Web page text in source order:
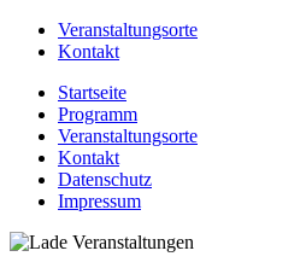
Veranstaltungsorte
Kontakt
Startseite
Programm
Veranstaltungsorte
Kontakt
Datenschutz
Impressum